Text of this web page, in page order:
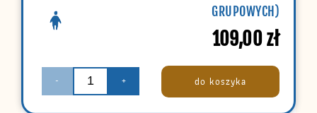
GRUPOWYCH)
109,00zł
- + do koszyka